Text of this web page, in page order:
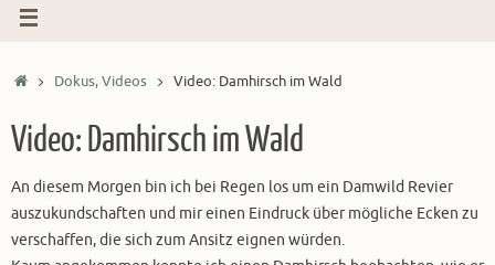
StartDokus, Videos Video: Damhirsch im Wald
Video: Damhirsch im Wald
An diesem Morgen bin ich bei Regen los um ein Damwild Revier
auszukundschaften und mir einen Eindruck über mögliche Ecken zu
verschaffen, die sich zum Ansitz eignen würden.